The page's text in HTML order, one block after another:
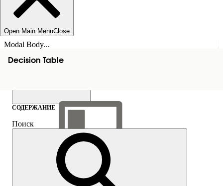
Open Main MenuClose
Modal Body...
Decision Table
Показать содержание
Содержание
СОДЕРЖАНИЕ
Поиск